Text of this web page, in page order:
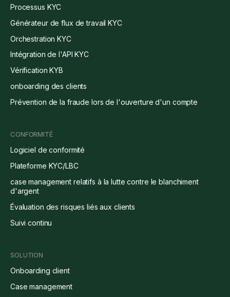
Processus KYC
Générateur de flux de travail KYC
Orchestration KYC
Intégration de l'API KYC
Vérification KYB
onboarding des clients
Prévention de la fraude lors de l'ouverture d'un compte
CONFORMITÉ
Logiciel de conformité
Plateforme KYC/LBC
case management relatifs à la lutte contre le blanchiment
d'argent
Évaluation des risques liés aux clients
Suivi continu
SOLUTION
Onboarding client
Case management